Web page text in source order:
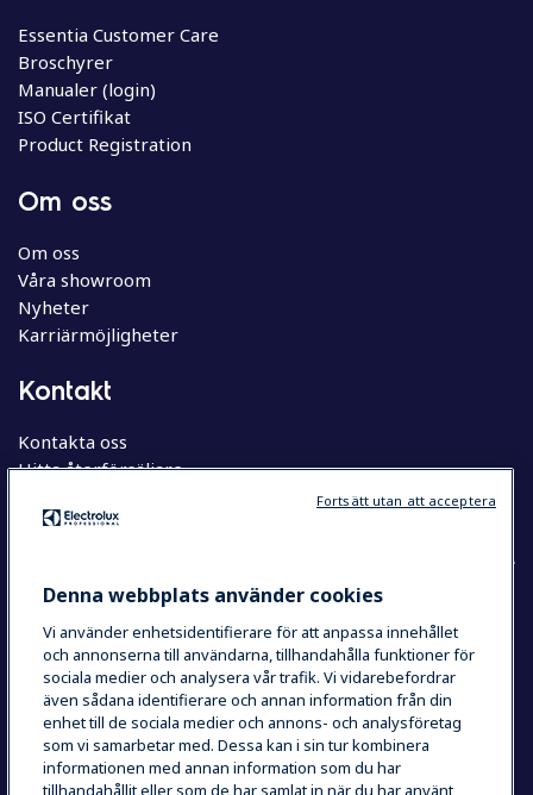
Essentia Customer Care
Broschyrer
Manualer (login)
ISO Certifikat
Product Registration
Om oss
Om oss
Våra showroom
Nyheter
Karriärmöjligheter
Kontakt
Kontakta oss
Hitta återförsäljare
COUNTRY AND LANGUAGE
YOUR SELECTION: SVERIGE
Integritetspolicy
Cookie Policy
Användarvillkor
Denna webbplats använder cookies
Vi använder enhetsidentifierare för att anpassa innehållet
och annonserna till användarna, tillhandahålla funktioner för
sociala medier och analysera vår trafik. Vi vidarebefordrar
även sådana identifierare och annan information från din
enhet till de sociala medier och annons- och analysföretag
som vi samarbetar med. Dessa kan i sin tur kombinera
informationen med annan information som du har
tillhandahållit eller som de har samlat in när du har använt
Fortsätt utan att acceptera